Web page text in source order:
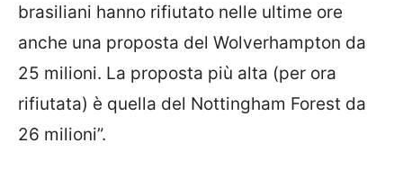
brasiliani hanno rifiutato nelle ultime ore
anche una proposta del Wolverhampton da
25 milioni. La proposta più alta (per ora
rifiutata) è quella del Nottingham Forest da
26 milioni”.